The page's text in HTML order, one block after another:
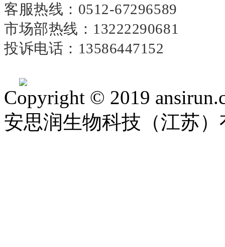
客服热线： 0512-67296589
市场部热线： 13222290681
投诉电话： 13586447152
Copyright © 2019
安思润生物科技（江苏